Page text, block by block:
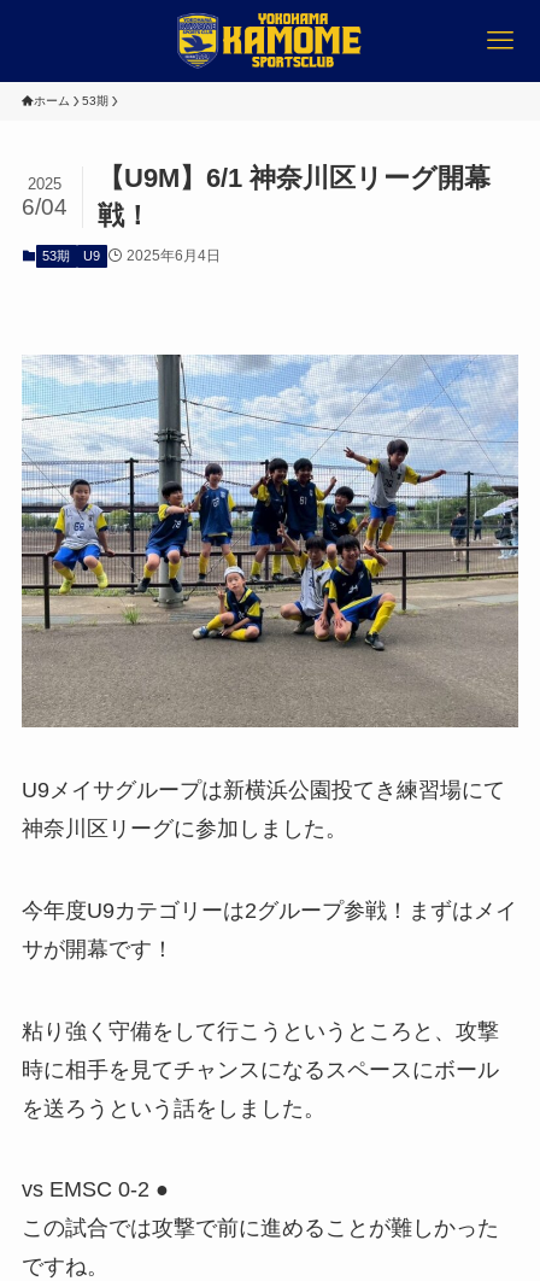
ホーム 53期
【U9M】6/1 神奈川区リーグ開幕
戦！
2025
6/04
53期 U9 2025年6月4日
U9メイサグループは新横浜公園投てき練習場にて
神奈川区リーグに参加しました。
今年度U9カテゴリーは2グループ参戦！まずはメイ
サが開幕です！
粘り強く守備をして行こうというところと、攻撃
時に相手を見てチャンスになるスペースにボール
を送ろうという話をしました。
vs EMSC 0-2 ●
この試合では攻撃で前に進めることが難しかった
ですね。